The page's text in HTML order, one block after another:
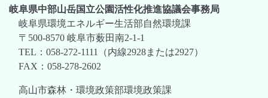
岐阜県中部山岳国立公園活性化推進協議会事務局
岐阜県環境エネルギー生活部自然環境課
〒500-8570 岐阜市薮田南2-1-1
TEL：058-272-1111（内線2928または2927）
FAX：058-278-2602
高山市森林・環境政策部環境政策課